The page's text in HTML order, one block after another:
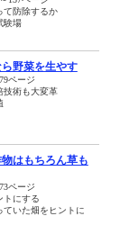
て防除するか
験場
野菜を生やす
ページ
術も大変革
はもちろん草も
ページ
トにする
ていた畑をヒントに